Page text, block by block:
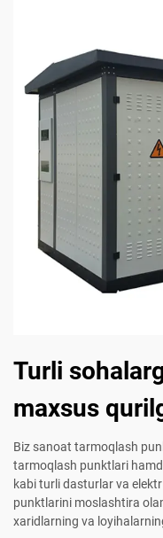
Turli
maxsus
Biz sanoat tarmoqlash
tarmoqlash punktlari
kabi turli dasturlar va
punktlarini moslashtira
xaridlarning va